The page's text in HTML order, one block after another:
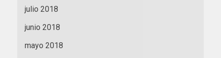
julio 2018
junio 2018
mayo 2018